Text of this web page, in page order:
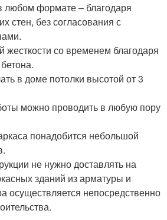
любом формате – благодаря
стен, без согласования с
со временем благодаря
в доме потолки высотой от 3
можно проводить в любую пору
понадобится небольшой
не нужно доставлять на
зданий из арматуры и
осуществляется непосредственно